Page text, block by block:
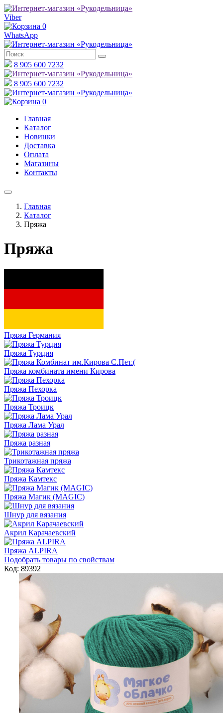
Viber
0
WhatsApp
8 905 600 7232
8 905 600 7232
0
Главная
Каталог
Новинки
Доставка
Оплата
Магазины
Контакты
Главная
Каталог
Пряжа
Пряжа
Пряжа Германия
Пряжа Турция
Пряжа комбината имени Кирова
Пряжа Пехорка
Пряжа Троицк
Пряжа Лама Урал
Пряжа разная
Трикотажная пряжа
Пряжа Камтекс
Пряжа Магик (MAGIC)
Шнур для вязания
Акрил Карачаевский
Пряжа ALPIRA
Подобрать товары по свойствам
Код: 89392